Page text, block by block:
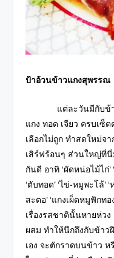
ป้าอ้วนข้าวแกงสุพรรณ
แต่ละวันมีกับข้าวให้
แกง ทอด เจียว ครบเซ็
เลือกไม่ถูก ทำสดใหม่จ
เสิร์ฟร้อนๆ ส่วนใหญ่ที่นี่
กันดี อาทิ ‘ผัดหน่อไม้ไก่’
‘ตับทอด’ ‘ไข่-หมูพะโล้’
สะตอ’ ‘แกงเผ็ดหมูฟักท
เรื่องรสชาตินั้นหายห่ว
ผสม ทำให้นึกถึงกับข้าว
เอง จะตักราดบนข้าว ห